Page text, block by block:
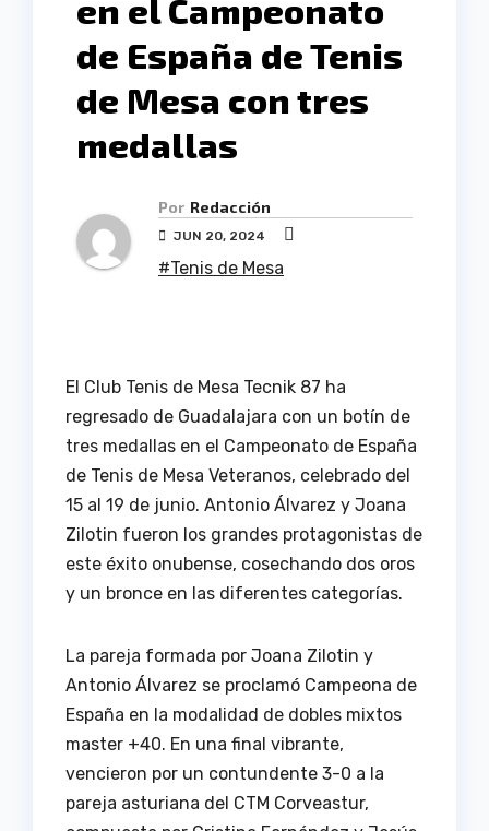
en el Campeonato
de España de Tenis
de Mesa con tres
medallas
Por Redacción
JUN 20, 2024
#Tenis de Mesa
El Club Tenis de Mesa Tecnik 87 ha
regresado de Guadalajara con un botín de
tres medallas en el Campeonato de España
de Tenis de Mesa Veteranos, celebrado del
15 al 19 de junio. Antonio Álvarez y Joana
Zilotin fueron los grandes protagonistas de
este éxito onubense, cosechando dos oros
y un bronce en las diferentes categorías.
La pareja formada por Joana Zilotin y
Antonio Álvarez se proclamó Campeona de
España en la modalidad de dobles mixtos
master +40. En una final vibrante,
vencieron por un contundente 3-0 a la
pareja asturiana del CTM Corveastur,